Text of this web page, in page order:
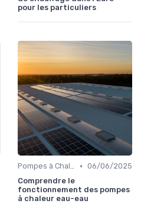
pour les particuliers
Pompes à Chaleur et Géothermie • 06/06/2025
Comprendre le
fonctionnement des pompes
à chaleur eau-eau